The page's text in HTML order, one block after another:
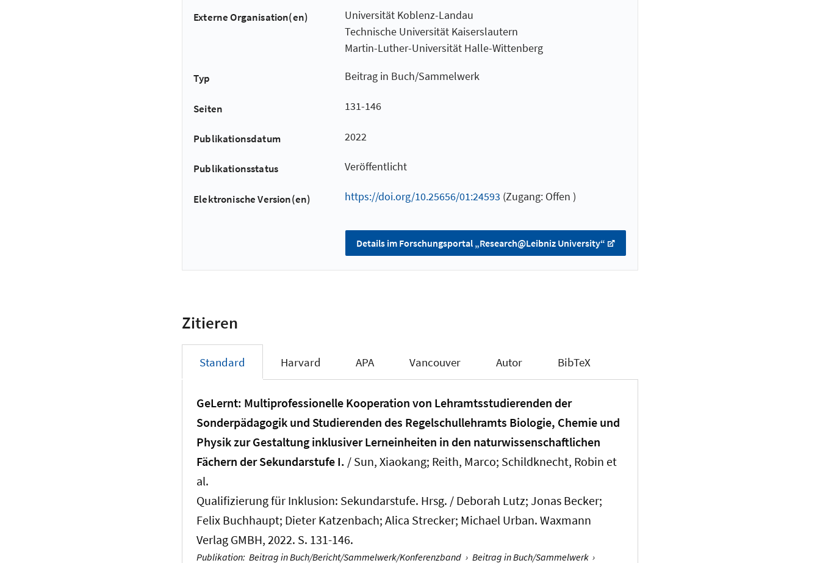
Externe Organisation(en)
Universität Koblenz-Landau
Technische Universität Kaiserslautern
Martin-Luther-Universität Halle-Wittenberg
Typ Beitrag in Buch/Sammelwerk
Seiten 131-146
Publikationsdatum 2022
Publikationsstatus Veröffentlicht
Elektronische Version(en) https://doi.org/10.25656/01:24593 (Zugang: Offen )
Details im Forschungsportal „Research@Leibniz University“
Zitieren
Standard Harvard APA Vancouver Autor BibTeX
GeLernt: Multiprofessionelle Kooperation von Lehramtsstudierenden der
Sonderpädagogik und Studierenden des Regelschullehramts Biologie, Chemie und
Physik zur Gestaltung inklusiver Lerneinheiten in den naturwissenschaftlichen
Fächern der Sekundarstufe I. / Sun, Xiaokang; Reith, Marco; Schildknecht, Robin et
al.
Qualifizierung für Inklusion: Sekundarstufe. Hrsg. / Deborah Lutz; Jonas Becker;
Felix Buchhaupt; Dieter Katzenbach; Alica Strecker; Michael Urban. Waxmann
Verlag GMBH, 2022. S. 131-146.
Publikation: Beitrag in Buch/Bericht/Sammelwerk/Konferenzband › Beitrag in Buch/Sammelwerk ›